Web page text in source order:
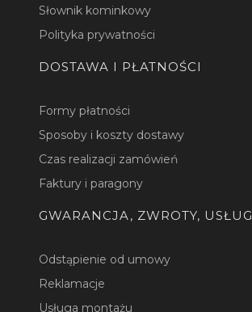
Słownik kominkowy
Polityka prywatności
DOSTAWA I PŁATNOŚCI
Formy płatności
Sposoby i koszty dostawy
Czas realizacji zamówień
Faktury i paragony
GWARANCJA, ZWROTY,
Odstąpienie od umowy
Reklamacje
Usługa montażu